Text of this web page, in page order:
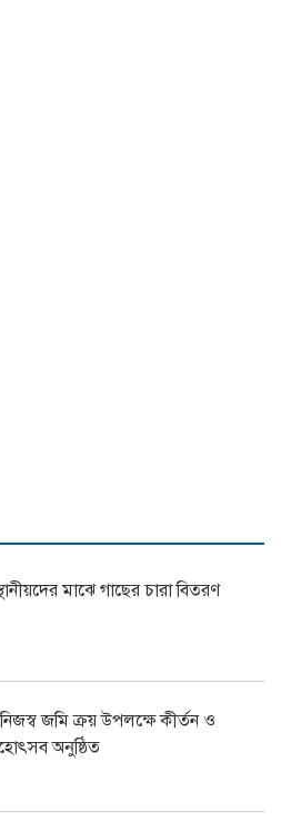
মাঝে গাছের চারা বিতরণ
জমি ক্রয় উপলক্ষে কীর্তন ও
অনুষ্ঠিত